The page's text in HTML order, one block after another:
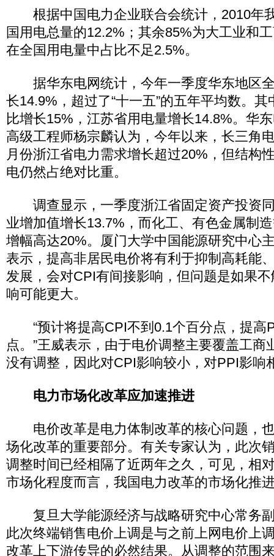
根据中国电力企业联合会统计，2010年
国用电总量的12.2%；其余85%为大工业和
在全国用电量中占比不足2.5%。
据华东电网统计，今年一季度华东地区
长14.9%，超过了“十一五”的五年平均数。
比增长15%，江苏省用电量增长14.8%。华
高级工程师杨宗麟认为，今年以来，长三角
月份浙江省电力需求增长超过20%，但结构
电仍然占绝对比重。
调查显示，一季度浙江省固定资产投资
业增加值增长13.7%，而化工、有色金属制
增幅高达20%。厦门大学中国能源研究中心
表示，提高非居民电价将有利于抑制高耗能
发展，会对CPI有间接影响，但问题是如果
响可能更大。
“预计将提高CPI不到0.1个百分点，提高
点。”王威表示，由于电价调整主要覆盖工商
没有调整，因此对CPI影响较小，对PPI影响
电力市场化改革应加速推进
电价改革是电力体制改革的核心问题，
场化改革的重要部分。有关专家认为，此次
调整时间已经相隔了近两年之久，可见，相
市场化程度而言，我国电力改革的市场化推
复旦大学能源经济与战略研究中心常务
此次终端销售电价上调是与之前上网电价上
改革上下游传导的必然结果。从调整的范围